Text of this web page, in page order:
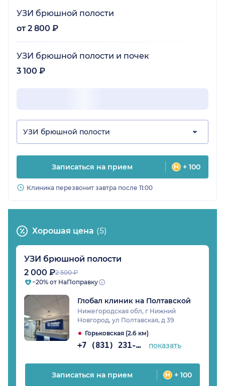
УЗИ брюшной полости
от 2 800 ₽
УЗИ брюшной полости и почек
3 100 ₽
УЗИ брюшной полости
Записаться на прием + 100
Клиника перезвонит завтра после 11:00
Хорошая цена (5)
УЗИ брюшной полости
2 000 ₽2 500 ₽
−20% от НаПоправку
Глобал клиник на Полтавской
Нижегородская обл, г Нижний
Новгород, ул Полтавская, д 39
Горьковская (2.6 км)
+7 (831) 231-05-65 показать
Записаться на прием + 100